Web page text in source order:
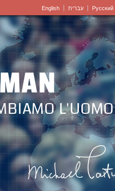
English עברית Pусский
L'UOMO